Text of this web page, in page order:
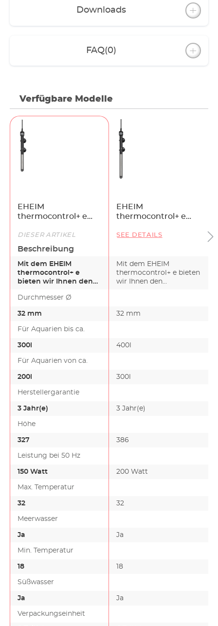
Beispiel: Der Filter-Durchfluss wird nachts
hochgefahren und die Beleuchtung
ausgeschaltet. Entsprechend wird die Soll-
heruntergekühlt – Heizer hat keine integrierte
eintauchbar. Für eine optimale WLAN-Verbindung
Markierung eingetaucht werden.
Für die Sicherheit ihres Gerätes ist jeder EHEIM
thermocontrol+ e ab Werk verschlüsselt (Passwort
gewünschten Temperatur kann das WLAN-Netz
Downloads
FAQ(0)
Verfügbare Modelle
EHEIM
thermocontrol+ e
EHEIM
thermocontrol+ e
DIESER ARTIKEL SEE DETAILS
Beschreibung
Mit dem EHEIM
thermocontrol+ e
bieten wir Ihnen den
Zukunft. Inte…
Mit dem EHEIM
thermocontrol+ e bieten
wir Ihnen den
Durchmesser Ø
32 mm 32 mm
Für Aquarien bis ca.
300l 400l
Für Aquarien von ca.
200l 300l
Herstellergarantie
3 Jahr(e) 3 Jahr(e)
Höhe
327 386
Leistung bei 50 Hz
150 Watt 200 Watt
Max. Temperatur
32 32
Meerwasser
Ja Ja
Min. Temperatur
18 18
Süßwasser
Ja Ja
Verpackungseinheit